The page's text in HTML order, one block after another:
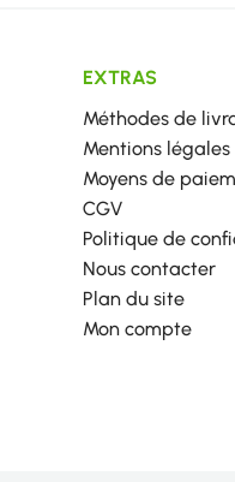
EXTRAS
Méthodes de
Mentions légales
Moyens de
CGV
Politique de
Nous contacter
Plan du site
Mon compte